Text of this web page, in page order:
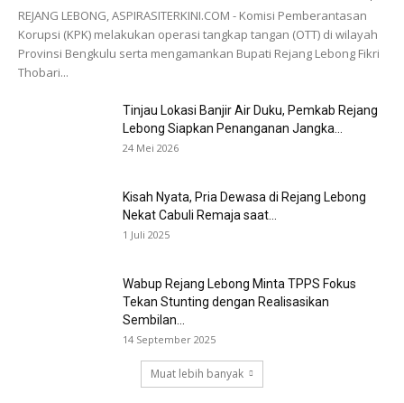
REJANG LEBONG, ASPIRASITERKINI.COM - Komisi Pemberantasan
Korupsi (KPK) melakukan operasi tangkap tangan (OTT) di wilayah
Provinsi Bengkulu serta mengamankan Bupati Rejang Lebong Fikri
Thobari...
Tinjau Lokasi Banjir Air Duku, Pemkab Rejang
Lebong Siapkan Penanganan Jangka...
24 Mei 2026
Kisah Nyata, Pria Dewasa di Rejang Lebong
Nekat Cabuli Remaja saat...
1 Juli 2025
Wabup Rejang Lebong Minta TPPS Fokus
Tekan Stunting dengan Realisasikan
Sembilan...
14 September 2025
Muat lebih banyak